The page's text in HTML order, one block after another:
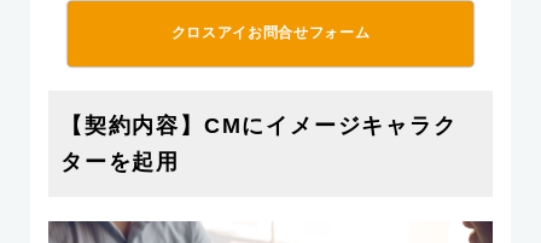
クロスアイお問合せフォーム
【契約内容】CMにイメージキャラク
ターを起用